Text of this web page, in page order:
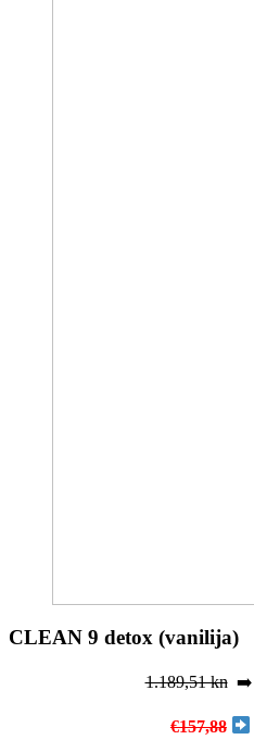
CLEAN 9 detox (vanilija)
1.189,51 kn➡️
€157,88